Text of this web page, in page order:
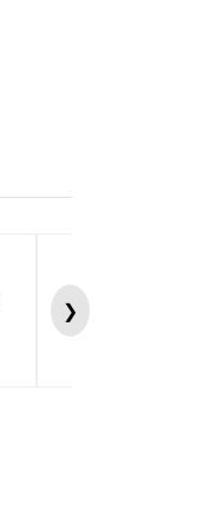
BILLY БИЛЛИ
❯